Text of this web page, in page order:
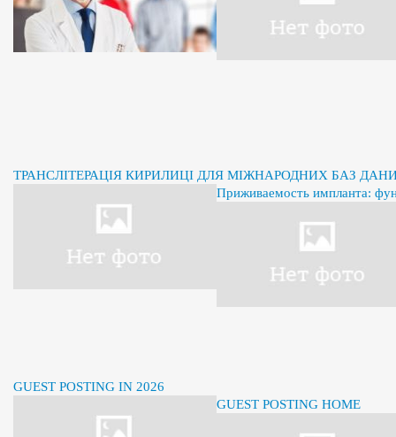
ТРАНСЛІТЕРАЦІЯ КИРИЛИЦІ ДЛЯ МІЖНАРОДНИХ БАЗ
Приживаемость импланта:
GUEST POSTING IN 2026
GUEST POSTING HOME